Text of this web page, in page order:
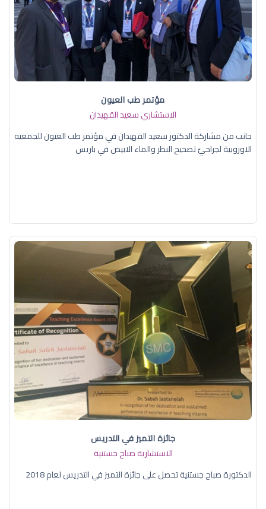
مؤتمر طب العيون
الاستشاري سعيد القهيدان
جانب من مشاركة الدكتور سعيد القهيدان في مؤتمر طب العيون للجمعيه
الاوروبية لجراحيّ تصحيح النظر والماء الابيض في باريس
جائزة التميز في التدريس
الاستشارية صباح جستنية
الدكتورة صباح جستنية تحصل على جائزة التميز في التدريس لعام 2018